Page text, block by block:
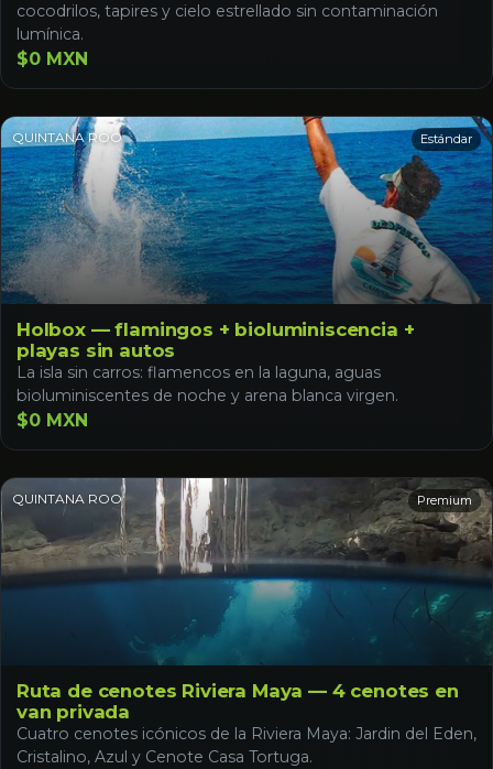
cocodrilos, tapires y cielo estrellado sin contaminación
lumínica.
$0 MXN
QUINTANA ROO Estándar
Holbox — flamingos + bioluminiscencia +
playas sin autos
La isla sin carros: flamencos en la laguna, aguas
bioluminiscentes de noche y arena blanca virgen.
$0 MXN
QUINTANA ROO Premium
Ruta de cenotes Riviera Maya — 4 cenotes en
van privada
Cuatro cenotes icónicos de la Riviera Maya: Jardin del Eden,
Cristalino, Azul y Cenote Casa Tortuga.